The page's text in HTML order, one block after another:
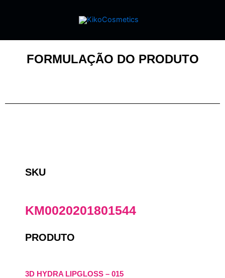
FORMULAÇÃO DO PRODUTO
SKU
KM0020201801544
PRODUTO
3D HYDRA LIPGLOSS – 015